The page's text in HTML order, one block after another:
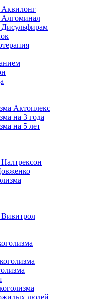
Аквилонг
Алгоминал
Дисульфирам
Актоплекс
на 3 года
на 5 лет
Вивитрол
людей